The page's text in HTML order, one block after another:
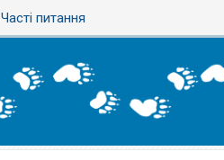
Часті питання